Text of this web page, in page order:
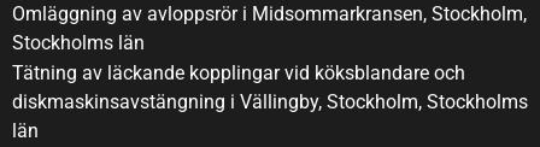
Omläggning av avloppsrör i Midsommarkransen, Stockholm,
Stockholms län
Tätning av läckande kopplingar vid köksblandare och
diskmaskinsavstängning i Vällingby, Stockholm, Stockholms
län